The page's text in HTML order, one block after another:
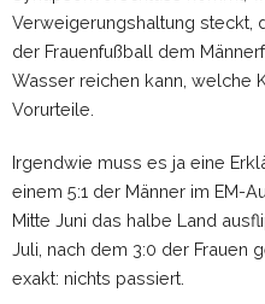
Verweigerungshaltung steckt,
der Frauenfußball dem
Wasser reichen kann, welche
Vorurteile.
Irgendwie muss es ja eine
einem 5:1 der Männer im EM-
Mitte Juni das halbe Land
Juli, nach dem 3:0 der Frauen
exakt: nichts passiert.